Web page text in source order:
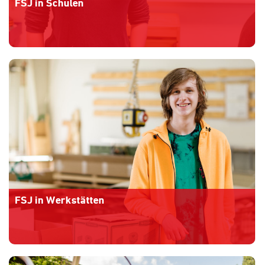
FSJ in Schulen
Mehr Informationen» » »
FSJ in Werkstätten